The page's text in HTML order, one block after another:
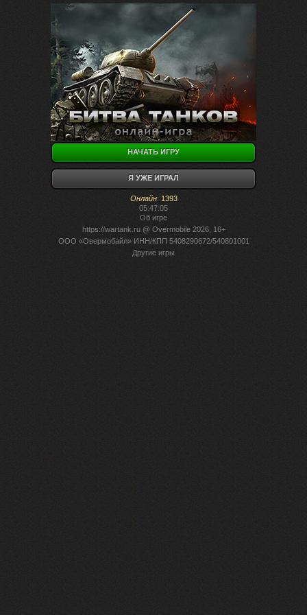
НАЧАТЬ ИГРУ
Я УЖЕ ИГРАЛ
Онлайн: 1393
05:47:05
Об игре
https://wartank.ru@ Overmobile 2026, 16+
ООО «Овермобайл» ИНН/КПП 5408290672/540801001
Другие игры